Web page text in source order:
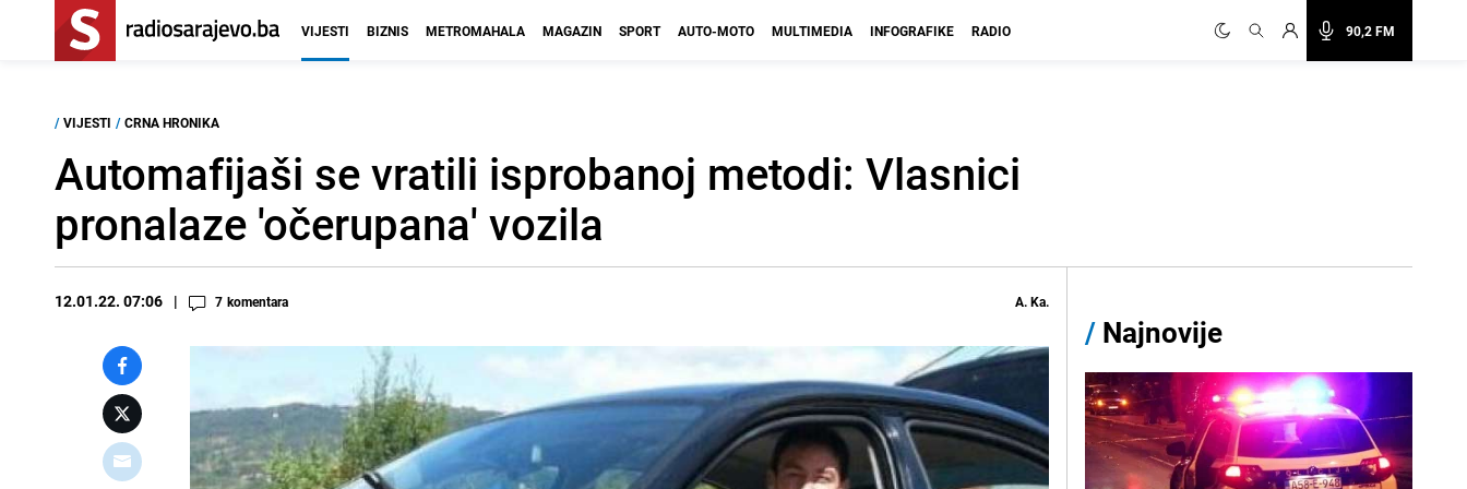
90,2 FM
VIJESTI BIZNIS METROMAHALA MAGAZIN SPORT AUTO-MOTO MULTIMEDIA INFOGRAFIKE RADIO
/ VIJESTI / CRNA HRONIKA
Automafijaši se vratili isprobanoj metodi: Vlasnici
pronalaze 'očerupana' vozila
12.01.22. 07:06 7 komentara A. Ka.
/ Najnovije